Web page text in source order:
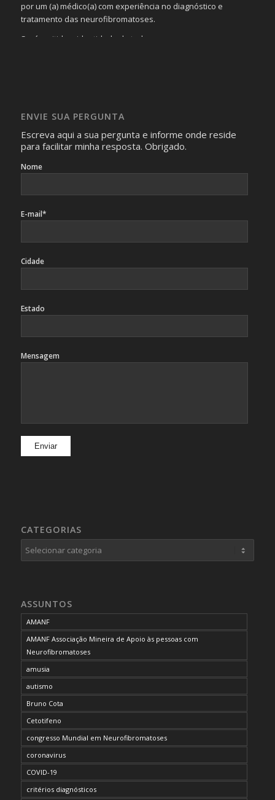
por um (a) médico(a) com experiência no diagnóstico e
tratamento das neurofibromatoses.
Será omitida a identidade de todas as pessoas que
identificação da pessoa fotografada.
ENVIE SUA PERGUNTA
Escreva aqui a sua pergunta e informe onde reside
para facilitar minha resposta. Obrigado.
Nome
E-mail*
Cidade
Estado
Mensagem
CATEGORIAS
Categorias
ASSUNTOS
AMANF
AMANF Associação Mineira de Apoio às pessoas com
Neurofibromatoses
amusia
autismo
Bruno Cota
Cetotifeno
congresso Mundial em Neurofibromatoses
coronavirus
COVID-19
critérios diagnósticos